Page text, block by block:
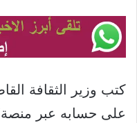
كتب وزير الثقافة
على حسابه عبر